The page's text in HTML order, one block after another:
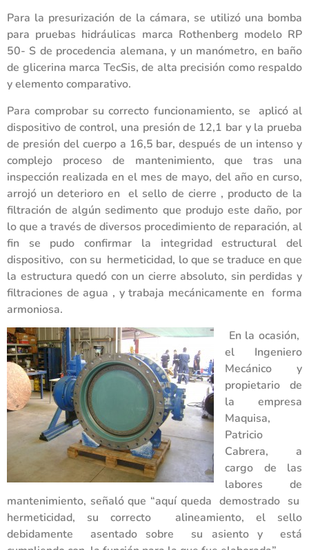
Para la presurización de la cámara, se utilizó una bomba
para pruebas hidráulicas marca Rothenberg modelo RP
50- S de procedencia alemana, y un manómetro, en baño
de glicerina marca TecSis, de alta precisión como respaldo
y elemento comparativo.
Para comprobar su correcto funcionamiento, se aplicó al
dispositivo de control, una presión de 12,1 bar y la prueba
de presión del cuerpo a 16,5 bar, después de un intenso y
complejo proceso de mantenimiento, que tras una
inspección realizada en el mes de mayo, del año en curso,
arrojó un deterioro en el sello de cierre , producto de la
filtración de algún sedimento que produjo este daño, por
lo que a través de diversos procedimiento de reparación, al
fin se pudo confirmar la integridad estructural del
dispositivo, con su hermeticidad, lo que se traduce en que
la estructura quedó con un cierre absoluto, sin perdidas y
filtraciones de agua , y trabaja mecánicamente en forma
armoniosa.
En la ocasión,
el Ingeniero
Mecánico y
propietario de
la empresa
Maquisa,
Patricio
Cabrera, a
cargo de las
labores de
mantenimiento, señaló que “aquí queda demostrado su
hermeticidad, su correcto alineamiento, el sello
debidamente asentado sobre su asiento y está